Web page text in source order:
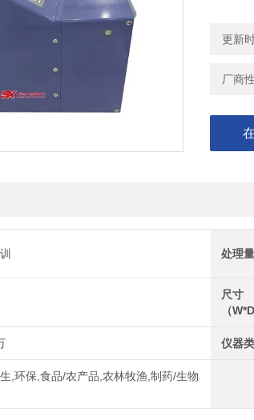
更新
厂商
处理
尺寸
（
仪器
,环保,食品/农产品,农林牧渔,制药/生物